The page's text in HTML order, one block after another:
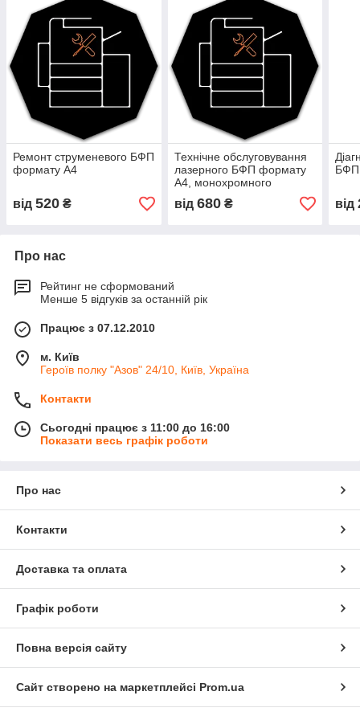
Ремонт струменевого БФП
формату А4
від 520 ₴
Технічне обслуговування
лазерного БФП формату
А4, монохромного
від 680₴
БФП
від
Про нас
Рейтинг не сформований
Менше 5 відгуків за останній рік
Працює з 07.12.2010
м. Київ
Героїв полку "Азов" 24/10, Київ, Україна
Контакти
Сьогодні працює з 11:00 до 16:00
Показати весь графік роботи
Про нас
Контакти
Доставка та оплата
Графік роботи
Повна версія сайту
Сайт створено на маркетплейсі Prom.ua